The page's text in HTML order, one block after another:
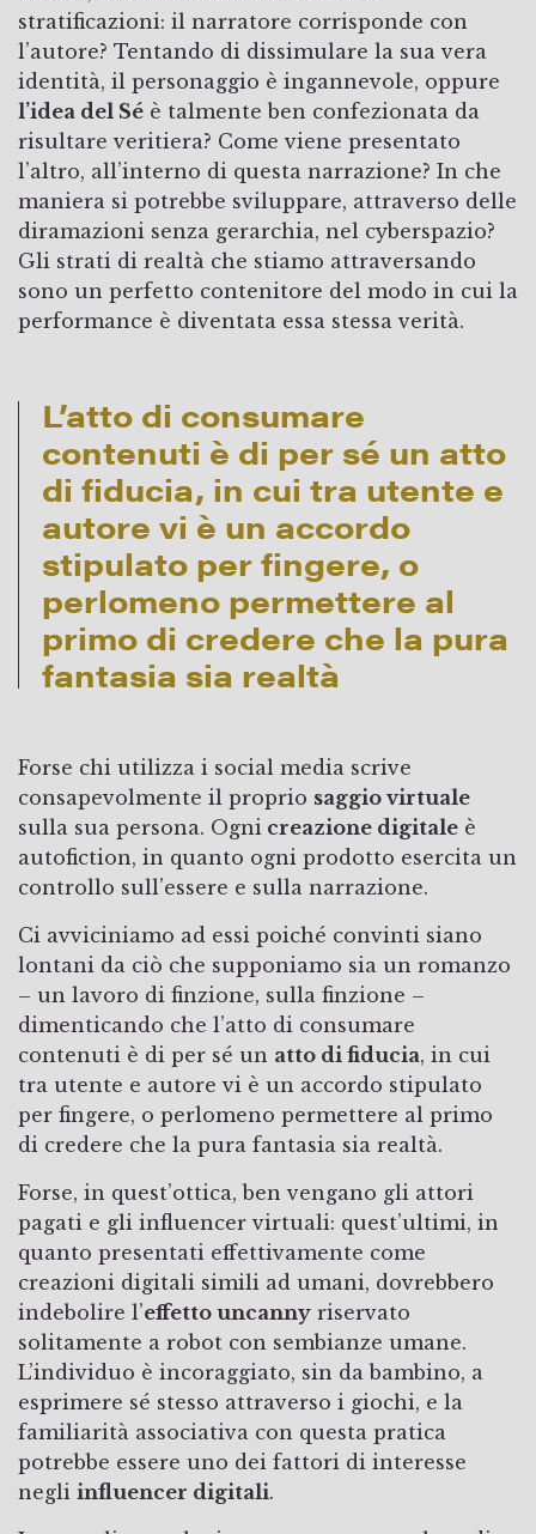
stratificazioni: il narratore corrisponde con
l’autore? Tentando di dissimulare la sua vera
identità, il personaggio è ingannevole, oppure
l’idea del Sé è talmente ben confezionata da
risultare veritiera? Come viene presentato
l’altro, all’interno di questa narrazione? In che
maniera si potrebbe sviluppare, attraverso delle
diramazioni senza gerarchia, nel cyberspazio?
Gli strati di realtà che stiamo attraversando
sono un perfetto contenitore del modo in cui la
performance è diventata essa stessa verità.
L’atto di consumare
contenuti è di per sé un atto
di fiducia, in cui tra utente e
autore vi è un accordo
stipulato per fingere, o
perlomeno permettere al
primo di credere che la pura
fantasia sia realtà
Forse chi utilizza i social media scrive
consapevolmente il proprio saggio virtuale
sulla sua persona. Ogni creazione digitale è
autofiction, in quanto ogni prodotto esercita un
controllo sull’essere e sulla narrazione.
Ci avviciniamo ad essi poiché convinti siano
lontani da ciò che supponiamo sia un romanzo
– un lavoro di finzione, sulla finzione –
dimenticando che l’atto di consumare
contenuti è di per sé un atto di fiducia, in cui
tra utente e autore vi è un accordo stipulato
per fingere, o perlomeno permettere al primo
di credere che la pura fantasia sia realtà.
Forse, in quest’ottica, ben vengano gli attori
pagati e gli influencer virtuali: quest’ultimi, in
quanto presentati effettivamente come
creazioni digitali simili ad umani, dovrebbero
indebolire l’effetto uncanny riservato
solitamente a robot con sembianze umane.
L’individuo è incoraggiato, sin da bambino, a
esprimere sé stesso attraverso i giochi, e la
familiarità associativa con questa pratica
potrebbe essere uno dei fattori di interesse
negli influencer digitali.